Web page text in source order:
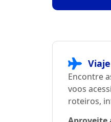
Encontre
voos
roteiros,